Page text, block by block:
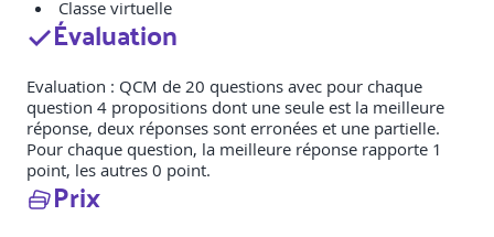
Classe virtuelle
Évaluation
Evaluation : QCM de 20 questions avec pour chaque
question 4 propositions dont une seule est la meilleure
réponse, deux réponses sont erronées et une partielle.
Pour chaque question, la meilleure réponse rapporte 1
point, les autres 0 point.
Prix